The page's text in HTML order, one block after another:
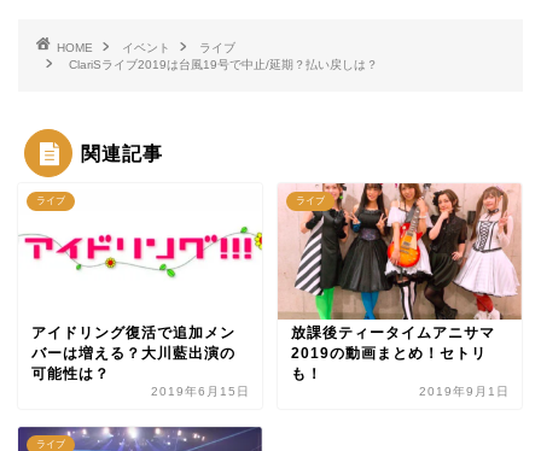
HOME イベント
ライブ
ClariSライブ2019は台風19号で中止/延期？払い戻しは？
関連記事
ライブ
アイドリング復活で追加メン
バーは増える？大川藍出演の
可能性は？
2019年6月15日
ライブ
放課後ティータイムアニサマ
2019の動画まとめ！セトリ
も！
2019年9月1日
ライブ